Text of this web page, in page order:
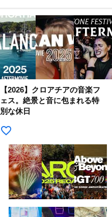
【2026】クロアチアの音楽フ
ェス。絶景と音に包まれる特
別な休日
favorite_border